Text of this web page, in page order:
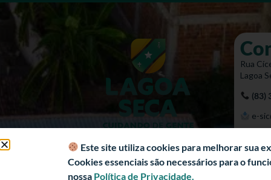
Rua
Lagoa
(83)
e-
Este site utiliza cookies para melhorar sua
Cookies essenciais são necessários para o
nossa Política de Privacidade.